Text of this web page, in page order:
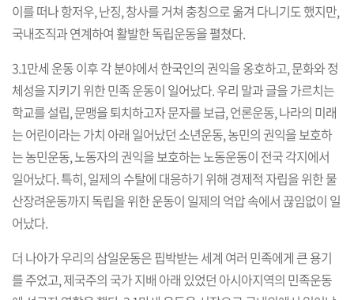
이를 떠나 항저우, 난징, 창사를 거쳐 충칭으로 옮겨 다니기도 했지만,
국내조직과 연계하여 활발한 독립운동을 펼쳤다.
3.1만세 운동 이후 각 분야에서 한국인의 권익을 옹호하고, 문화와 정
체성을 지키기 위한 민족 운동이 일어났다. 우리 말과 글을 가르치는
학교를 설립, 문맹을 퇴치하고자 문자를 보급, 언론운동, 나라의 미래
는 어린이라는 가치 아래 일어났던 소년운동, 농민의 권익을 보호하
는 농민운동, 노동자의 권익을 보호하는 노동운동이 전국 각지에서
일어났다. 특히, 일제의 수탈에 대응하기 위해 경제적 자립을 위한 물
산장려운동까지 독립을 위한 운동이 일제의 억압 속에서 끊임없이 일
어났다.
더 나아가 우리의 삼일운동은 핍박받는 세계 여러 민족에게 큰 용기
를 주었고, 제국주의 국가 지배 아래 있었던 아시아지역의 민족운동